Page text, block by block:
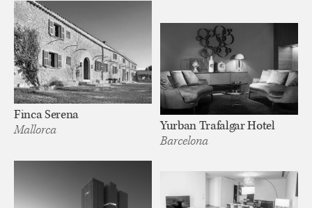
Finca Serena
Mallorca
Yurban Trafalgar Hotel
Barcelona